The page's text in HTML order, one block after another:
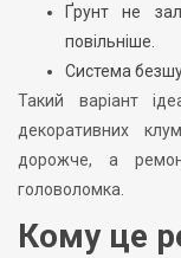
Ґрунт не
повільніше.
Система
Такий варіант
декоративних
дорожче, а
головоломка.
Кому це